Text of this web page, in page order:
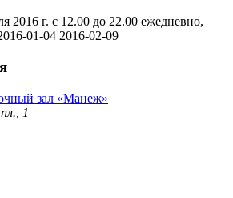
2016 г. с 12.00 до 22.00 ежедневно,
01-04 2016-02-09
зал «Манеж»
1